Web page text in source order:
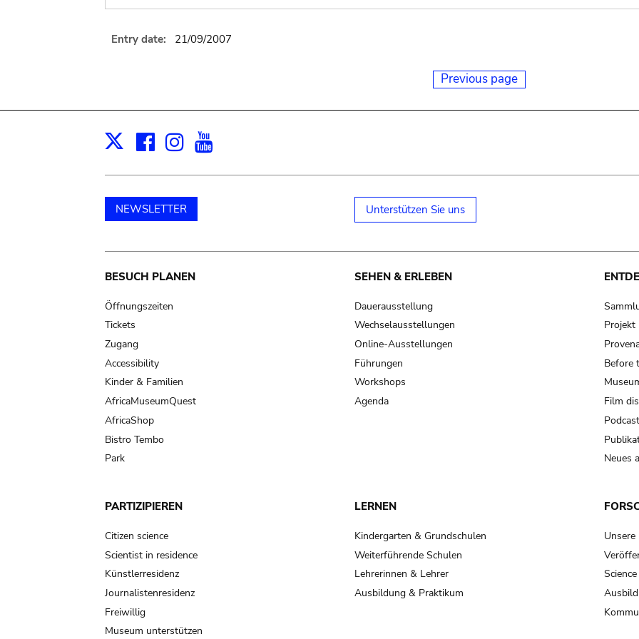
Entry date: 21/09/2007
Previous page
X Facebook
Instagram
NEWSLETTER Unterstützen Sie uns
Main
navigation
BESUCH PLANEN
Öffnungszeiten
Tickets
Zugang
Accessibility
Kinder & Familien
AfricaMuseumQuest
AfricaShop
Bistro Tembo
Park
SEHEN & ERLEBEN
Dauerausstellung
Wechselausstellungen
Online-Ausstellungen
Führungen
Workshops
Agenda
Projekt
Before
Film
Neues
PARTIZIPIEREN
Citizen science
Scientist in residence
Künstlerresidenz
Journalistenresidenz
Freiwillig
Museum unterstützen
LERNEN
Kindergarten & Grundschulen
Weiterführende Schulen
Lehrerinnen & Lehrer
Ausbildung & Praktikum